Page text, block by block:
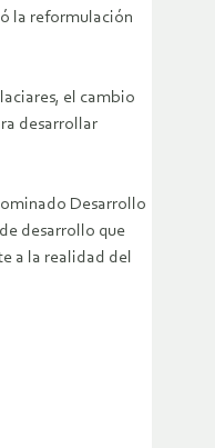
la reformulación
el cambio
desarrollar
Desarrollo
desarrollo que
a la realidad del